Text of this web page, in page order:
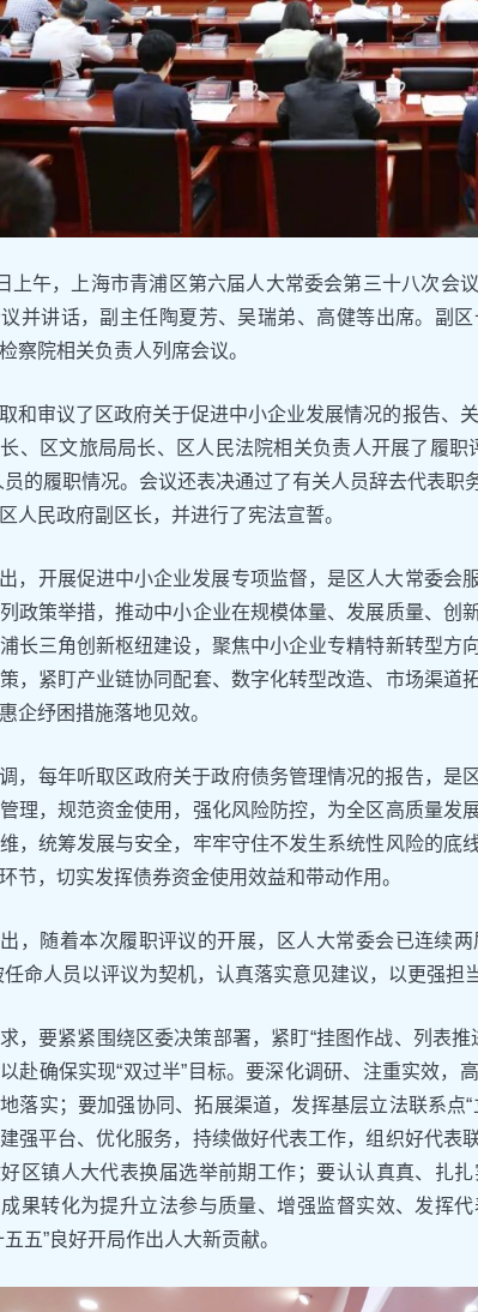
上午，上海市青浦区第六届人大常委会第三十八次会
并讲话，副主任陶夏芳、吴瑞弟、高健等出席。副
察院相关负责人列席会议。
和审议了区政府关于促进中小企业发展情况的报告、
、区文旅局局长、区人民法院相关负责人开展了履
员的履职情况。会议还表决通过了有关人员辞去代表
人民政府副区长，并进行了宪法宣誓。
，开展促进中小企业发展专项监督，是区人大常委会
政策举措，推动中小企业在规模体量、发展质量、创
长三角创新枢纽建设，聚焦中小企业专精特新转型方
，紧盯产业链协同配套、数字化转型改造、市场渠道
企纾困措施落地见效。
，每年听取区政府关于政府债务管理情况的报告，是
理，规范资金使用，强化风险防控，为全区高质量发
，统筹发展与安全，牢牢守住不发生系统性风险的底
节，切实发挥债券资金使用效益和带动作用。
，随着本次履职评议的开展，区人大常委会已连续
任命人员以评议为契机，认真落实意见建议，以更强担
，要紧紧围绕区委决策部署，紧盯“挂图作战、列表
赴确保实现“双过半”目标。要深化调研、注重实效，
落实；要加强协同、拓展渠道，发挥基层立法联系点
强平台、优化服务，持续做好代表工作，组织好代表
区镇人大代表换届选举前期工作；要认认真真、扎
果转化为提升立法参与质量、增强监督实效、发挥
五”良好开局作出人大新贡献。